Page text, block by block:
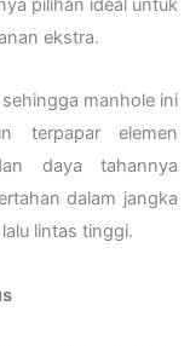
pilihan ideal untuk
ekstra.
manhole ini
terpapar elemen
daya tahannya
dalam jangka
lintas tinggi.